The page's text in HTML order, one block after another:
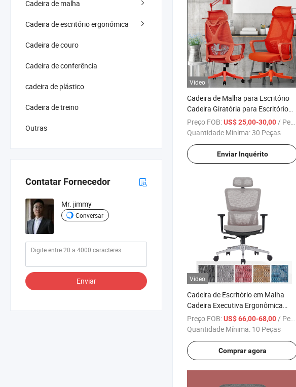
Vídeo
Cadeira de Malha para Escritório
Cadeira Giratória para Escritório
Completa 631ABC
Preço FOB:US$ 25,00-30,00 / Peça
Quantidade Mínima:30 Peças
Enviar Inquérito
Vídeo
Cadeira de Escritório em Malha
Cadeira Executiva Ergonômica
para Escritório Cadeira de
Conferência Giratória em Malha
Preço FOB:US$ 66,00-68,00 / Peça
Quantidade Mínima: 10 Peças
Comprar agora
Cadeira de malha
Cadeira de escritório ergonómica
Cadeira de couro
Cadeira de conferência
cadeira de plástico
Cadeira de treino
Outras
Contatar Fornecedor
Mr. jimmy
Conversar
Enviar